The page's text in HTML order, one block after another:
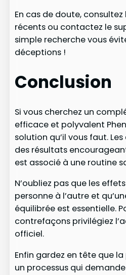
En cas de doute,
récents ou contactez le
simple recherche vous
déceptions !
Conclusion
Si vous cherchez un
efficace et polyvalent
solution qu’il vous faut.
des résultats
est associé à une routine
N’oubliez pas que les
personne à l’autre et
équilibrée est essentielle.
contrefaçons privilégiez
officiel.
Enfin gardez en tête que
un processus qui